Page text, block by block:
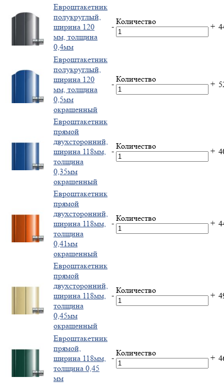
Евроштакетник
полукруглый,
ширина 120
мм, толщина
0,4мм
-
Количество
+
Евроштакетник
полукруглый,
ширина 120
мм, толщина
0,5мм
окрашенный
-
Количество
+
Евроштакетник
прямой
двухсторонний,
ширина 118мм,
толщина
0,35мм
окрашенный
-
Количество
+
Евроштакетник
прямой
двухсторонний,
ширина 118мм,
толщина
0,41мм
окрашенный
-
Количество
+
Евроштакетник
прямой
двухсторонний,
ширина 118мм,
толщина
0,45мм
окрашенный
-
Количество
+
Евроштакетник
прямой,
ширина 118мм,
толщина 0,45
мм
-
Количество
+